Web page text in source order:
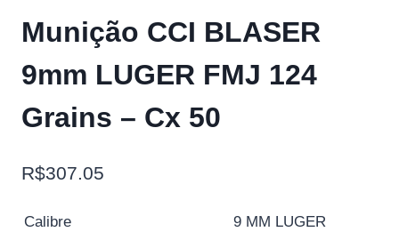
Munição CCI BLASER
9mm LUGER FMJ 124
Grains – Cx 50
R$307.05
Calibre
9 MM LUGER